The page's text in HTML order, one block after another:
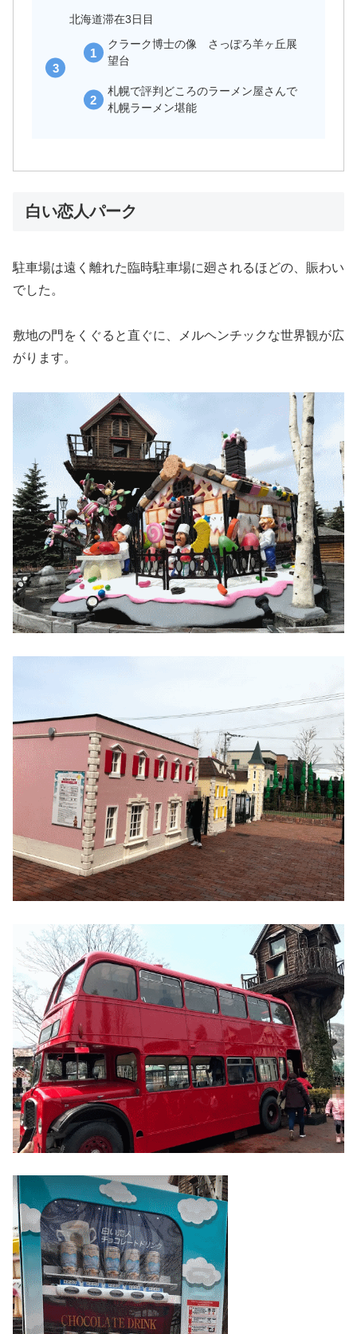
北海道滞在3日目
クラーク博士の像 さっぽろ羊ヶ丘展
望台
札幌で評判どころのラーメン屋さんで
札幌ラーメン堪能
白い恋人パーク
駐車場は遠く離れた臨時駐車場に廻されるほどの、賑わい
でした。
敷地の門をくぐると直ぐに、メルヘンチックな世界観が広
がります。